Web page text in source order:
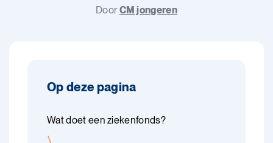
DoorCM jongeren
Op deze pagina
Wat doet een ziekenfonds?